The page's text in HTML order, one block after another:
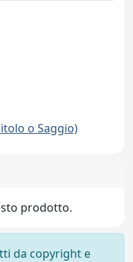
o Saggio)
prodotto.
da copyright e